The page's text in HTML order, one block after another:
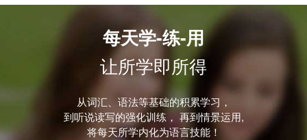
每天学-练-用
让所学即所得
从词汇、语法等基础的积累学习，
到听说读写的强化训练， 再到情景运用,
将每天所学内化为语言技能！